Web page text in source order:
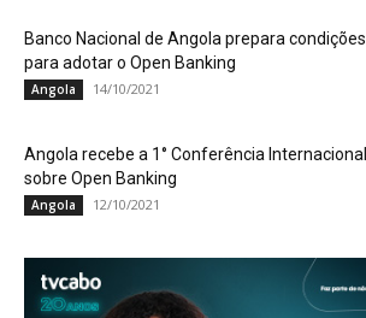
Banco Nacional de Angola prepara condições
para adotar o Open Banking
Angola 14/10/2021
Angola recebe a 1° Conferência Internacional
sobre Open Banking
Angola 12/10/2021